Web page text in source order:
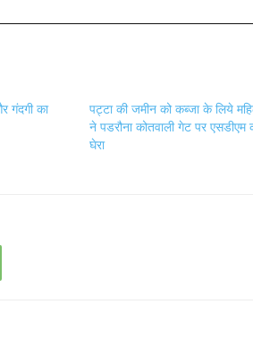
गंदगी का
पट्टा की जमीन को कब्जा के लिये
ने पडरौना कोतवाली गेट पर एसडीएम
घेरा